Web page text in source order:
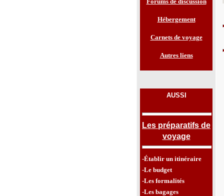
Hébergement
Carnets de voyage
Autres liens
AUSSI
Les préparatifs de
voyage
-Établir un itinéraire
-Le budget
-Les formalités
-Les bagages